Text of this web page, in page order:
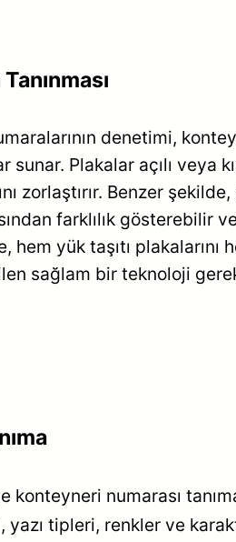
denetimi,
sunar. Plakalar açılı
zorlaştırır. Benzer
farklılık gösterebilir
yük taşıtı plakalarını
sağlam bir teknoloji
konteyneri numarası
tipleri, renkler ve